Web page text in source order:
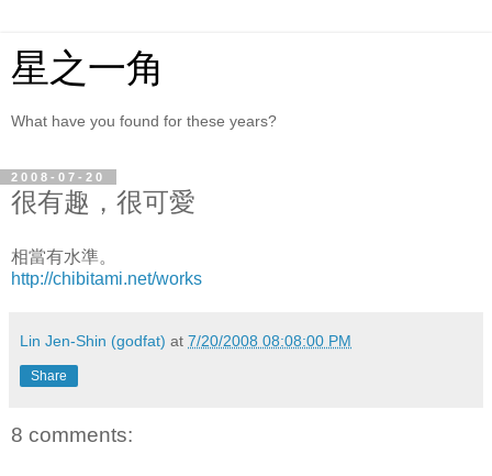
星之一角
What have you found for these years?
2008-07-20
很有趣，很可愛
相當有水準。
http://chibitami.net/works
Lin Jen-Shin (godfat) at 7/20/2008 08:08:00 PM
Share
8 comments: